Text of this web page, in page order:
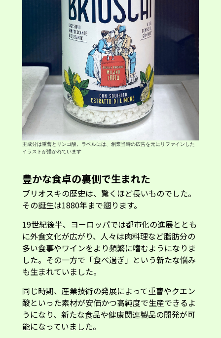
主成分は重曹とリンゴ酸。ラベルには、創業当時の広告を元にリファインした
イラストが描かれています
豊かな食卓の裏側で生まれた
ブリオスキの歴史は、驚くほど長いものでした。
その誕生は1880年まで遡ります。
19世紀後半、ヨーロッパでは都市化の進展ととも
に外食文化が広がり、人々は肉料理など脂肪分の
多い食事やワインをより頻繁に嗜むようになりま
した。その一方で「食べ過ぎ」という新たな悩み
も生まれていました。
同じ時期、産業技術の発展によって重曹やクエン
酸といった素材が安価かつ高純度で生産できるよ
うになり、新たな食品や健康関連製品の開発が可
能になっていました。